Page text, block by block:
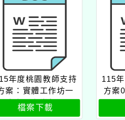
年度桃園教師支持
案：實體工作坊一
覽表（上半年）
檔案下載
115
方案